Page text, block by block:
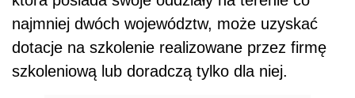
najmniej dwóch województw, może uzyskać
dotacje na szkolenie realizowane przez firmę
szkoleniową lub doradczą tylko dla niej.